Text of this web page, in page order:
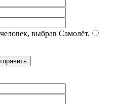
выбрав Самолёт.